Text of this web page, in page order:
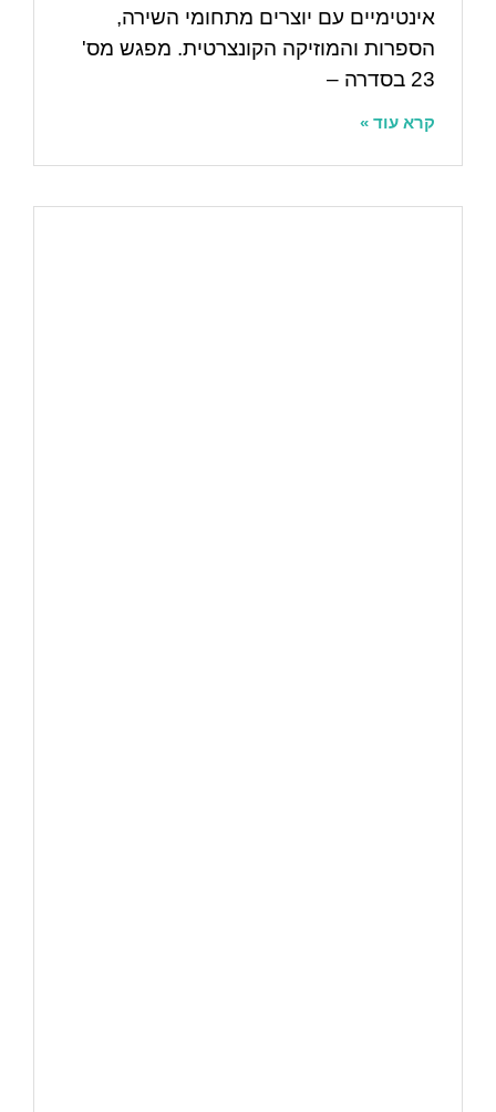
אינטימיים עם יוצרים מתחומי השירה,
הספרות והמוזיקה הקונצרטית. מפגש מס'
23 בסדרה –
קרא עוד »